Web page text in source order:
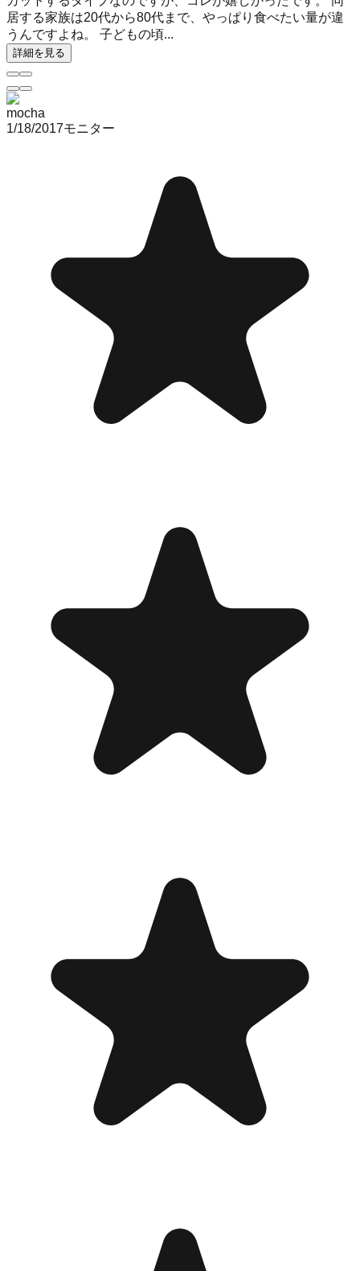
居する家族は20代から80代まで、やっぱり食べたい量が違
うんですよね。 子どもの頃...
詳細を見る
mocha
1/18/2017モニター